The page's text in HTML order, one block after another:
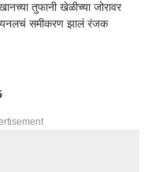
तुफानी खेळीच्या जोरावर
समीकरण झालं रंजक